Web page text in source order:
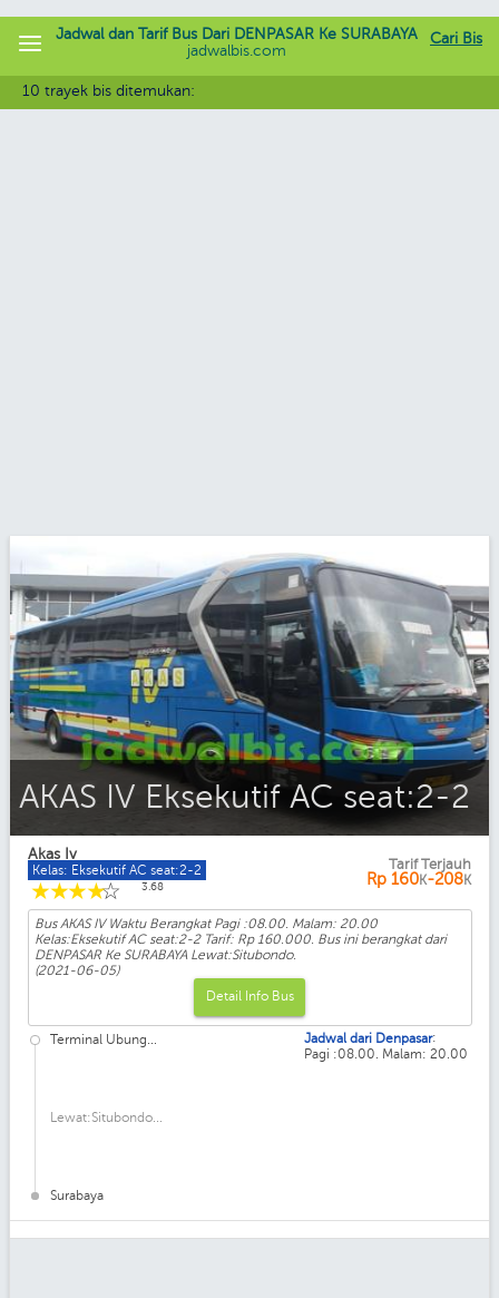
Cari Bis
Jadwal dan Tarif Bus Dari DENPASAR Ke SURABAYA
jadwalbis.com
10 trayek bis ditemukan:
AKAS IV Eksekutif AC seat:2-2
Akas Iv
Kelas: Eksekutif AC seat:2-2
☆
☆
☆
☆
☆ 3.68
Tarif Terjauh
Rp 160K-208K
Bus AKAS IV Waktu Berangkat Pagi :08.00. Malam: 20.00
Kelas:Eksekutif AC seat:2-2 Tarif: Rp 160.000. Bus ini berangkat dari
DENPASAR Ke SURABAYA Lewat:Situbondo.
(2021-06-05)
Detail Info Bus
Terminal Ubung...
Lewat:Situbondo...
Surabaya
Jadwal dari Denpasar:
Pagi :08.00. Malam: 20.00